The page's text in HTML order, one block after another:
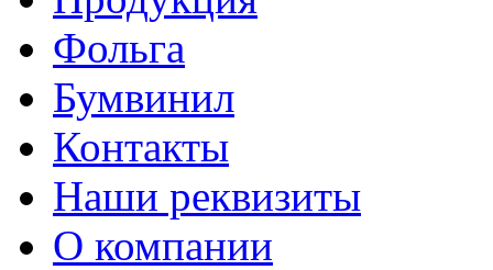
Фольга
Бумвинил
Контакты
Наши реквизиты
О компании